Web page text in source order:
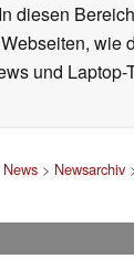
diesen
wie
und Laptop-
News> Newsarchiv